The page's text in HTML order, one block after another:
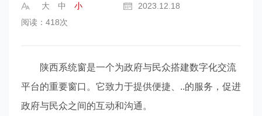
大 中 小
2023.12.18
阅读：418次
陕西系统窗是一个为政府与民众搭建数字化交流
平台的重要窗口。它致力于提供便捷、..的服务，促进
政府与民众之间的互动和沟通。